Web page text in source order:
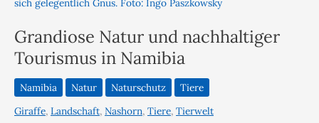
Grandiose Natur und nachhaltiger
Tourismus in Namibia
Namibia Natur Naturschutz
Tiere
Giraffe, Landschaft, Nashorn, Tiere, Tierwelt